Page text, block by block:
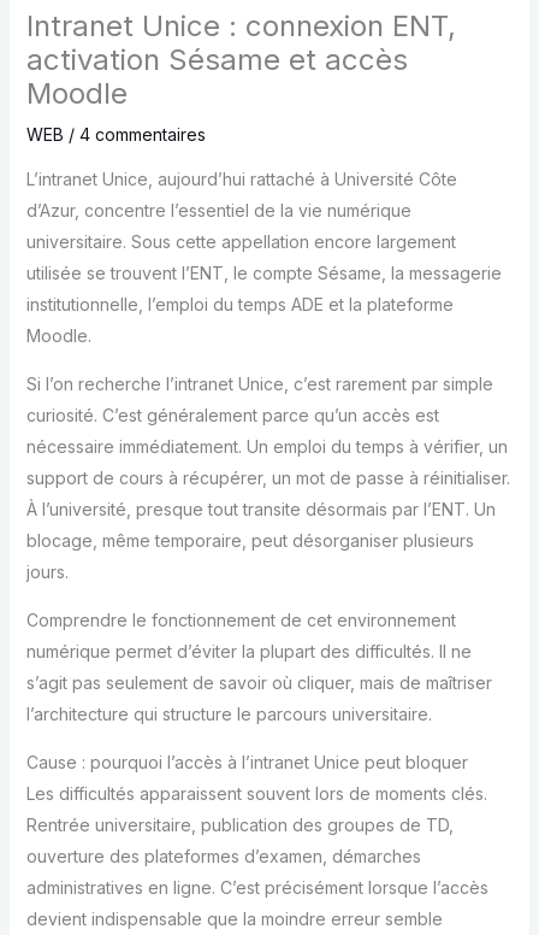
Intranet Unice : connexion ENT,
activation Sésame et accès
Moodle
WEB / 4 commentaires
L’intranet Unice, aujourd’hui rattaché à Université Côte
d’Azur, concentre l’essentiel de la vie numérique
universitaire. Sous cette appellation encore largement
utilisée se trouvent l’ENT, le compte Sésame, la messagerie
institutionnelle, l’emploi du temps ADE et la plateforme
Moodle.
Si l’on recherche l’intranet Unice, c’est rarement par simple
curiosité. C’est généralement parce qu’un accès est
nécessaire immédiatement. Un emploi du temps à vérifier, un
support de cours à récupérer, un mot de passe à réinitialiser.
À l’université, presque tout transite désormais par l’ENT. Un
blocage, même temporaire, peut désorganiser plusieurs
jours.
Comprendre le fonctionnement de cet environnement
numérique permet d’éviter la plupart des difficultés. Il ne
s’agit pas seulement de savoir où cliquer, mais de maîtriser
l’architecture qui structure le parcours universitaire.
Cause : pourquoi l’accès à l’intranet Unice peut bloquer
Les difficultés apparaissent souvent lors de moments clés.
Rentrée universitaire, publication des groupes de TD,
ouverture des plateformes d’examen, démarches
administratives en ligne. C’est précisément lorsque l’accès
devient indispensable que la moindre erreur semble